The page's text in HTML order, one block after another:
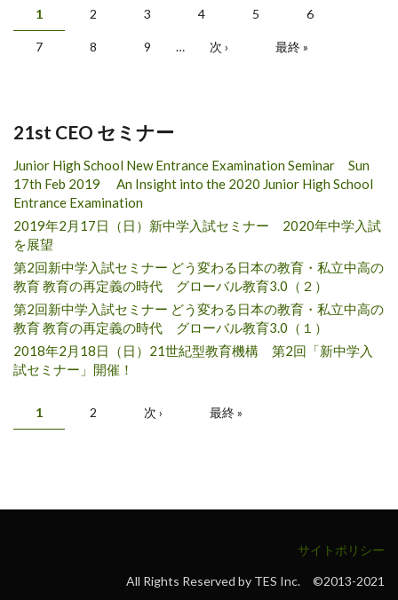
Pages
1 2 3 4 5 6
7 8 9 … 次 › 最終 »
21st CEO セミナー
Junior High School New Entrance Examination Seminar Sun
17th Feb 2019 An Insight into the 2020 Junior High School
Entrance Examination
2019年2月17日（日）新中学入試セミナー 2020年中学入試
を展望
第2回新中学入試セミナー どう変わる日本の教育・私立中高の
教育 教育の再定義の時代 グローバル教育3.0（２）
第2回新中学入試セミナー どう変わる日本の教育・私立中高の
教育 教育の再定義の時代 グローバル教育3.0（１）
2018年2月18日（日）21世紀型教育機構 第2回「新中学入
試セミナー」開催！
Pages
1 2 次 › 最終 »
サイトポリシー
All Rights Reserved by TES Inc. ©2013-2021